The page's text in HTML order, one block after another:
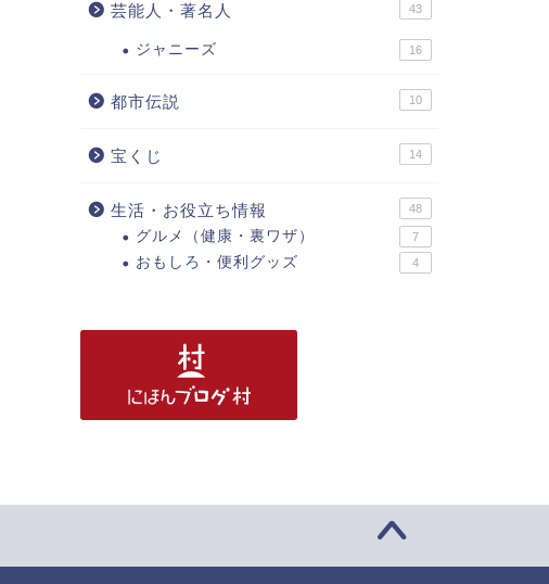
芸能人・著名人 43
ジャニーズ 16
都市伝説 10
宝くじ 14
生活・お役立ち情報 48
グルメ（健康・裏ワザ） 7
おもしろ・便利グッズ 4